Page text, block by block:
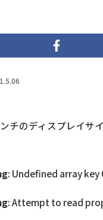
チのディスプレイサ
: Undefined array key
: Attempt to read